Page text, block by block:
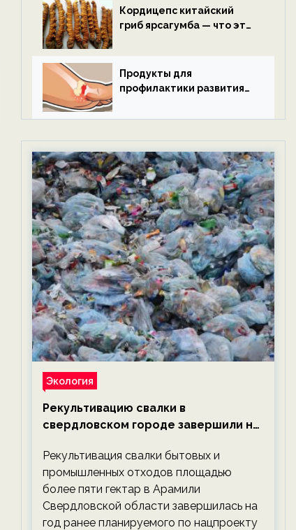
Кордицепс китайский
гриб ярсагумба — что это
Продукты для
профилактики развития
Экология
Рекультивацию свалки в
свердловском городе завершили на
новости экологии на ECOportal
Рекультивация свалки бытовых и
промышленных отходов площадью
более пяти гектар в Арамили
Свердловской области завершилась на
год ранее планируемого по нацпроекту